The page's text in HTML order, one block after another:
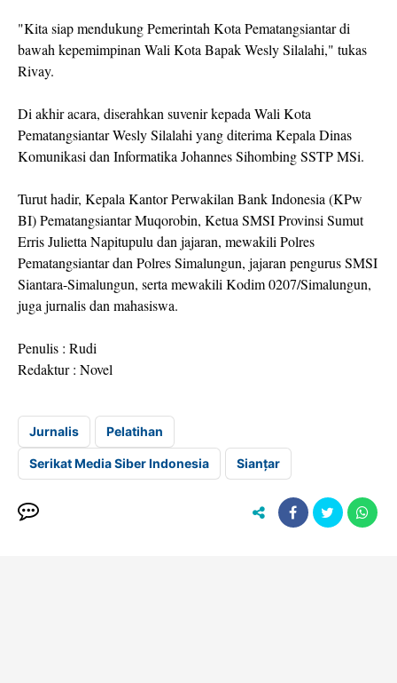
"Kita siap mendukung Pemerintah Kota Pematangsiantar di
bawah kepemimpinan Wali Kota Bapak Wesly Silalahi," tukas
Rivay.
Di akhir acara, diserahkan suvenir kepada Wali Kota
Pematangsiantar Wesly Silalahi yang diterima Kepala Dinas
Komunikasi dan Informatika Johannes Sihombing SSTP MSi.
Turut hadir, Kepala Kantor Perwakilan Bank Indonesia (KPw
BI) Pematangsiantar Muqorobin, Ketua SMSI Provinsi Sumut
Erris Julietta Napitupulu dan jajaran, mewakili Polres
Pematangsiantar dan Polres Simalungun, jajaran pengurus SMSI
Siantara-Simalungun, serta mewakili Kodim 0207/Simalungun,
juga jurnalis dan mahasiswa.
Penulis : Rudi
Redaktur : Novel
Jurnalis Pelatihan
Serikat Media Siber Indonesia Sianțar